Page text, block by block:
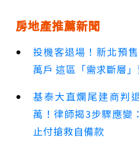
房地產推薦新聞
投機客退場！新北預
萬戶 這區「需求斷層
基泰大直爛尾建商判
萬！律師揭3步驟應變
止付搶救自備款